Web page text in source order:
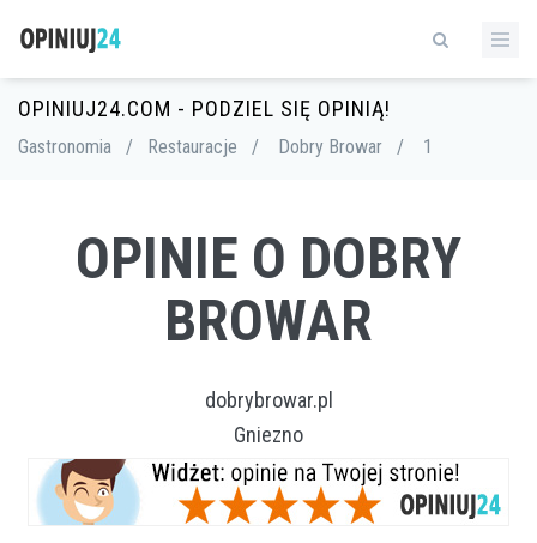
OPINIUJ24.COM - PODZIEL SIĘ OPINIĄ!
Gastronomia / Restauracje / Dobry Browar / 1
OPINIE O DOBRY
BROWAR
dobrybrowar.pl
Gniezno